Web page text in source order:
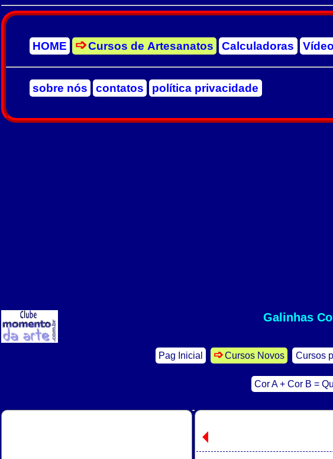
HOME Cursos de Artesanatos Calculadoras
sobre nós contatos política privacidade
Galinhas
Pag Inicial Cursos Novos Cursos
Cor A + Cor B =